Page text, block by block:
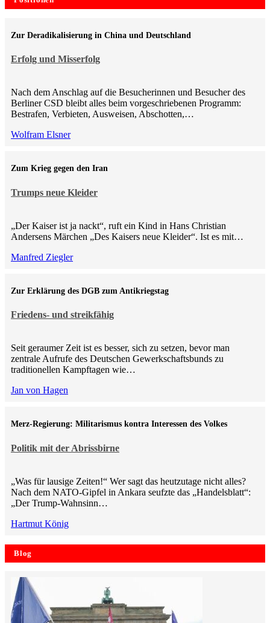
Erfolg und Misserfolg
Zur Deradikalisierung in China und Deutschland
Nach dem Anschlag auf die Besucherinnen und Besucher des
Berliner CSD bleibt alles beim vorgeschriebenen Programm:
Bestrafen, Verbieten, Ausweisen, Abschotten,…
Wolfram Elsner
Trumps neue Kleider
Zum Krieg gegen den Iran
„Der Kaiser ist ja nackt“, ruft ein Kind in Hans Christian
Andersens Märchen „Des Kaisers neue Kleider“. Ist es mit…
Manfred Ziegler
Friedens- und streikfähig
Zur Erklärung des DGB zum Antikriegstag
Seit geraumer Zeit ist es besser, sich zu setzen, bevor man
zentrale Aufrufe des Deutschen Gewerkschaftsbunds zu
traditionellen Kampftagen wie…
Jan von Hagen
Politik mit der Abrissbirne
Merz-Regierung: Militarismus kontra Inte­ressen des Volkes
„Was für lausige Zeiten!“ Wer sagt das heutzutage nicht alles?
Nach dem NATO-Gipfel in Ankara seufzte das „Handelsblatt“:
„Der Trump-Wahnsinn…
Hartmut König
Blog